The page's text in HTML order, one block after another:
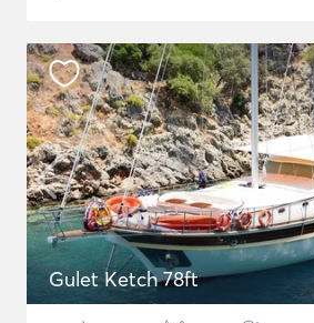
Gulet Ketch 78ft